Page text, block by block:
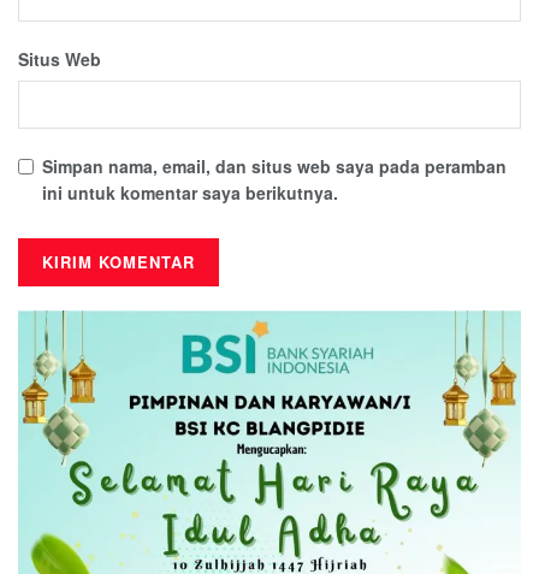
Situs Web
Simpan nama, email, dan situs web saya pada peramban
ini untuk komentar saya berikutnya.